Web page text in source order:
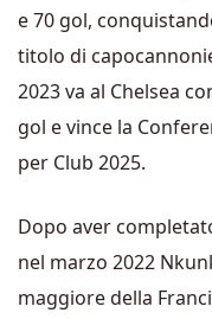
e 70 gol,
titolo di
2023 va al Chelsea
gol e vince la
per Club 2025.
Dopo aver
nel marzo 2022
maggiore della